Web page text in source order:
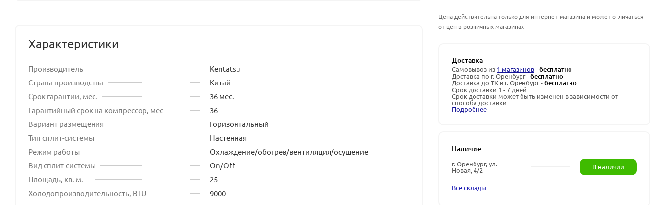
Характеристики
Производитель
Kentatsu
Страна производства
Китай
Срок гарантии, мес.
36 мес.
Гарантийный срок на компрессор, мес
36
Вариант размещения
Горизонтальный
Тип сплит-системы
Настенная
Режим работы
Охлаждение/обогрев/вентиляция/осушение
Вид сплит-системы
On/Off
Площадь, кв. м.
25
Холодопроизводительность, BTU
9000
Цена действительна только для интернет-магазина и может отличаться
от цен в розничных магазинах
Доставка
Самовывоз из 1 магазинов-бесплатно
Доставка по г. Оренбург -бесплатно
Доставка до ТК в г. Оренбург -бесплатно
Срок доставки 1 - 7 дней
Срок доставки может быть изменен в зависимости от
способа доставки
Подробнее
Наличие
г. Оренбург, ул.
Новая, 4/2 В наличии
Все склады